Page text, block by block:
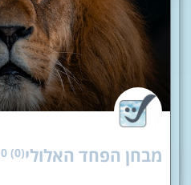
מבחן הפחד האלולי0 (0)